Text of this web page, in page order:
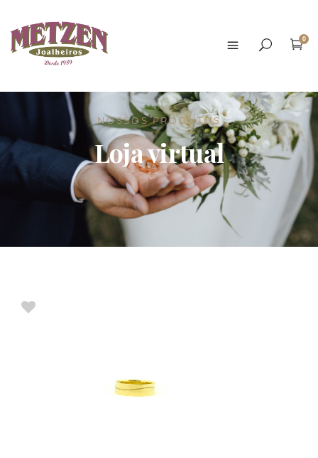
0
NOSSOS PRODUTOS
Loja virtual